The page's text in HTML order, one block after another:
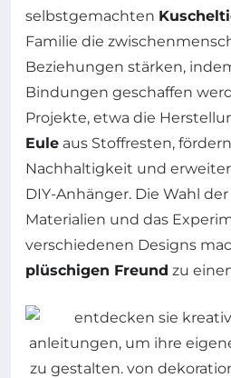
selbstgemachten
Familie die
Beziehungen stärken,
Bindungen geschaffen
Projekte, etwa die
Eule aus Stoffresten,
Nachhaltigkeit und
DIY-Anhänger. Die Wahl
Materialien und das
verschiedenen Designs
plüschigen Freund zu